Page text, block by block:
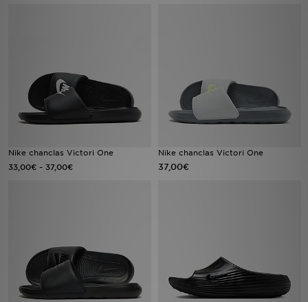
Nike chanclas Victori One
33,00€ - 37,00€
Nike chanclas Victori One
37,00€